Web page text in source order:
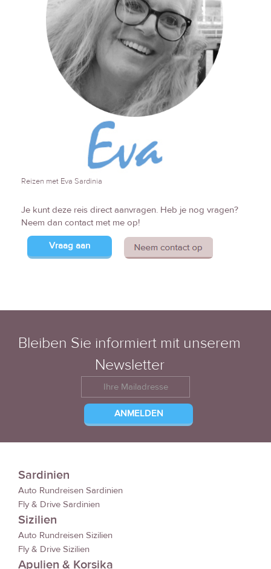
Reizen met Eva Sardinia
Je kunt deze reis direct aanvragen. Heb je nog vragen?
Neem dan contact met me op!
Vraag aan
Bleiben Sie informiert mit unserem
Newsletter
Sardinien
Auto Rundreisen Sardinien
Fly & Drive Sardinien
Sizilien
Auto Rundreisen Sizilien
Fly & Drive Sizilien
Apulien & Korsika